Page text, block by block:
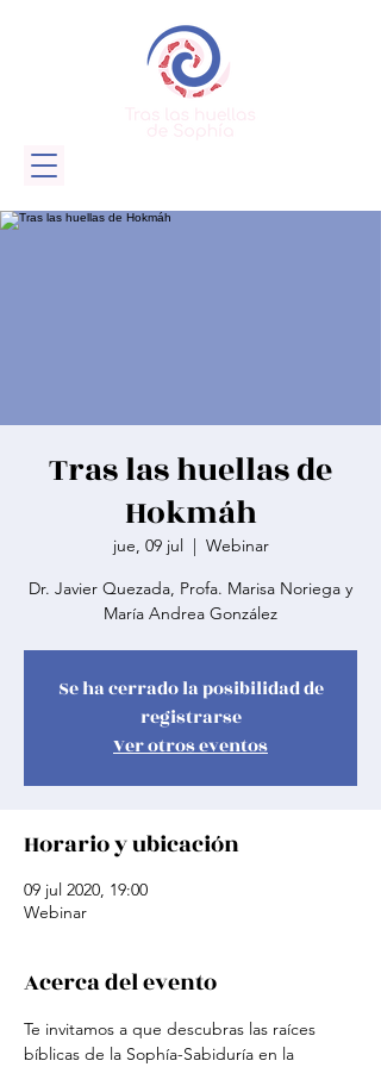
Tras las huellas de
Hokmáh
jue, 09 jul
  |
Webinar
Dr. Javier Quezada, Profa. Marisa Noriega y
María Andrea González
Se ha cerrado la posibilidad de
registrarse
Ver otros eventos
Horario y ubicación
09 jul 2020, 19:00
Webinar
Acerca del evento
Te invitamos a que descubras las raíces
bíblicas de la Sophía-Sabiduría en la